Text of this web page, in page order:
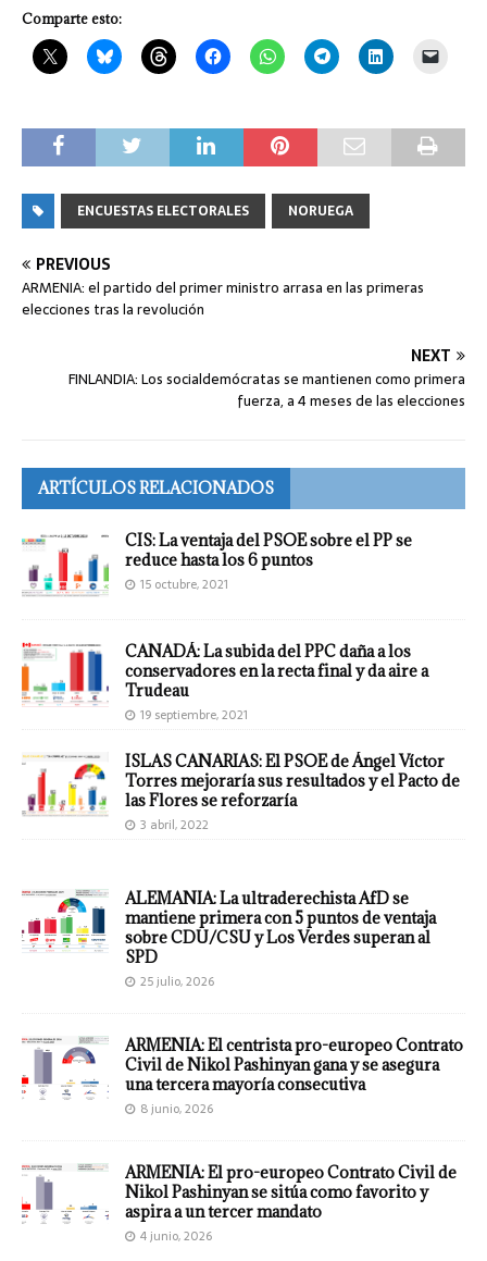
Comparte esto:
ENCUESTAS ELECTORALES NORUEGA
PREVIOUS
ARMENIA: el partido del primer ministro arrasa en las primeras
elecciones tras la revolución
NEXT
FINLANDIA: Los socialdemócratas se mantienen como primera
fuerza, a 4 meses de las elecciones
ARTÍCULOS RELACIONADOS
CIS: La ventaja del PSOE sobre el PP se
reduce hasta los 6 puntos
15 octubre, 2021
CANADÁ: La subida del PPC daña a los
conservadores en la recta final y da aire a
Trudeau
19 septiembre, 2021
ISLAS CANARIAS: El PSOE de Ángel Víctor
Torres mejoraría sus resultados y el Pacto de
las Flores se reforzaría
3 abril, 2022
ALEMANIA: La ultraderechista AfD se
mantiene primera con 5 puntos de ventaja
sobre CDU/CSU y Los Verdes superan al
SPD
25 julio, 2026
ARMENIA: El centrista pro-europeo Contrato
Civil de Nikol Pashinyan gana y se asegura
una tercera mayoría consecutiva
8 junio, 2026
ARMENIA: El pro-europeo Contrato Civil de
Nikol Pashinyan se sitúa como favorito y
aspira a un tercer mandato
4 junio, 2026